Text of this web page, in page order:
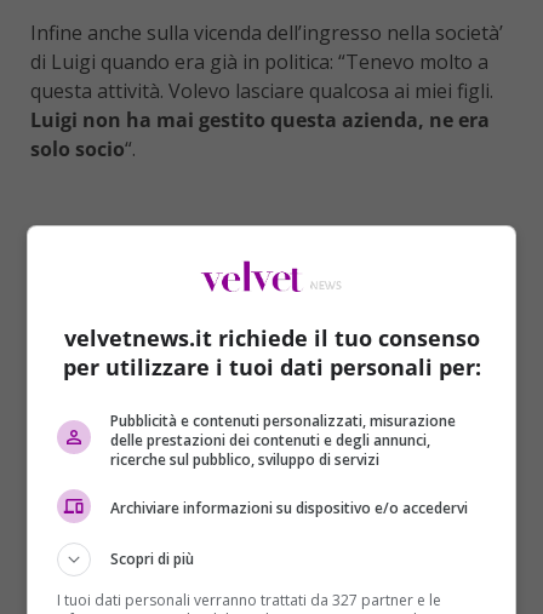
Infine anche sulla vicenda dell’ingresso nella società’
di Luigi quando era già in politica: “Tenevo molto a
questa attività. Volevo lasciare qualcosa ai miei figli.
Luigi non ha mai gestito questa azienda, ne era
solo socio“.
L’intervento dei vigili sui terreni dei Di Maio
velvetnews.it richiede il tuo consenso
per utilizzare i tuoi dati personali per:
Pubblicità e contenuti personalizzati, misurazione
delle prestazioni dei contenuti e degli annunci,
ricerche sul pubblico, sviluppo di servizi
Archiviare informazioni su dispositivo e/o accedervi
Scopri di più
I tuoi dati personali verranno trattati da 327 partner e le